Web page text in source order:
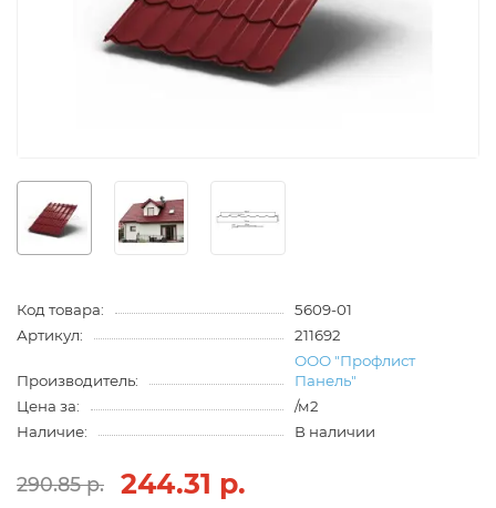
Код товара:
5609-01
Артикул:
211692
Производитель:
ООО "Профлист
Панель"
Цена за:
/м2
Наличие:
В наличии
290.85 р. 244.31 р.